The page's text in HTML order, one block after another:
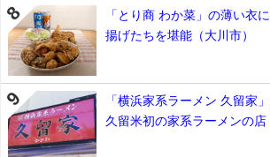
「とり商 わか菜」の薄い衣
揚げたちを堪能（大川市）
「横浜家系ラーメン 久留家
久留米初の家系ラーメンの店